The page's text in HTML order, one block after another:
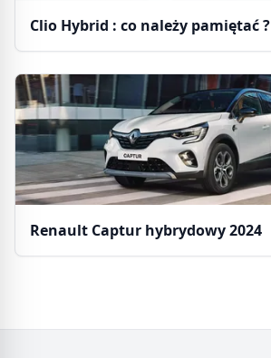
Clio Hybrid : co należy pamiętać ?
Renault Captur hybrydowy 2024